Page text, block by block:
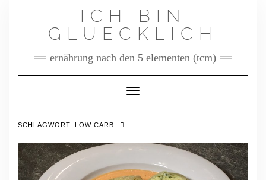
ICH BIN
GLUECKLICH
ernährung nach den 5 elementen (tcm)
Toggle Navigation
SCHLAGWORT: LOW CARB